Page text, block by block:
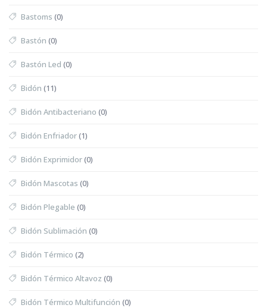
Bastoms (0)
Bastón (0)
Bastón Led (0)
Bidón (11)
Bidón Antibacteriano (0)
Bidón Enfriador(1)
Bidón Exprimidor(0)
Bidón Mascotas (0)
Bidón Plegable (0)
Bidón Sublimación (0)
Bidón Térmico (2)
Bidón Térmico Altavoz (0)
Bidón Térmico Multifunción (0)